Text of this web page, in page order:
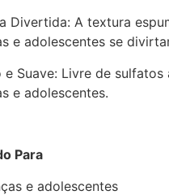
Divertida: A textura
e adolescentes se
e Suave: Livre de
e adolescentes.
Para
e adolescentes